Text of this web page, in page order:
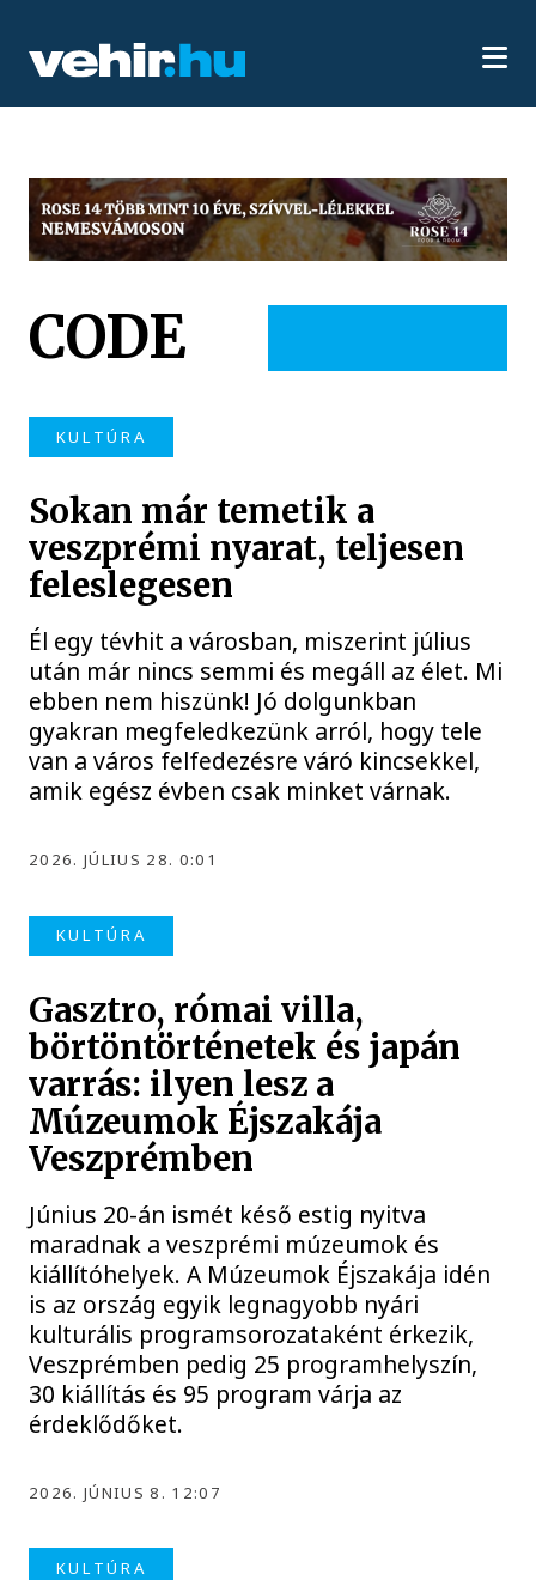
CODE
KULTÚRA
Sokan már temetik a
veszprémi nyarat, teljesen
feleslegesen
Él egy tévhit a városban, miszerint július
után már nincs semmi és megáll az élet. Mi
ebben nem hiszünk! Jó dolgunkban
gyakran megfeledkezünk arról, hogy tele
van a város felfedezésre váró kincsekkel,
amik egész évben csak minket várnak.
2026. JÚLIUS 28. 0:01
KULTÚRA
Gasztro, római villa,
börtöntörténetek és japán
varrás: ilyen lesz a
Múzeumok Éjszakája
Veszprémben
Június 20-án ismét késő estig nyitva
maradnak a veszprémi múzeumok és
kiállítóhelyek. A Múzeumok Éjszakája idén
is az ország egyik legnagyobb nyári
kulturális programsorozataként érkezik,
Veszprémben pedig 25 programhelyszín,
30 kiállítás és 95 program várja az
érdeklődőket.
2026. JÚNIUS 8. 12:07
KULTÚRA